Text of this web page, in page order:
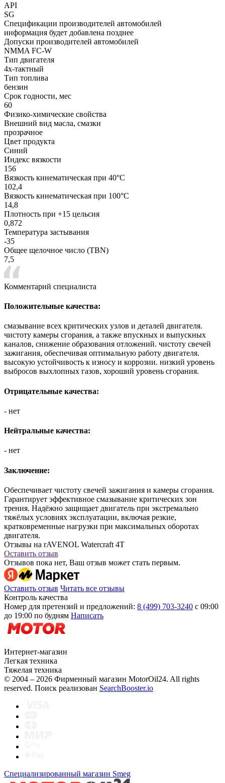
API
SG
Спецификации производителей автомобилей
информация будет добавлена позднее
Допуски производителей автомобилей
NMMA FC-W
Тип двигателя
4х-тактный
Тип топлива
бензин
Срок годности, мес
60
Физико-химические свойства
Внешний вид масла, смазки
прозрачное
Цвет продукта
Синий
Индекс вязкости
156
Вязкость кинематическая при 40°С
102,4
Вязкость кинематическая при 100°С
14,8
Плотность при +15 цельсия
0,872
Температура застывания
-35
Общее щелочное число (TBN)
7,5
Комментарий специалиста
Положительные качества:
смазывание всех критических узлов и деталей двигателя.
чистоту камеры сгорания, а также впускных и выпускных
каналов, снижение образования отложений. чистоту свечей
зажигания, обеспечивая оптимальную работу двигателя.
высокую устойчивость к износу и коррозии. низкий уровень
выбросов выхлопных газов, хороший уровень сгорания.
Отрицательные качества:
- нет
Нейтральные качества:
- нет
Заключение:
Обеспечивает чистоту свечей зажигания и камеры сгорания.
Гарантирует эффективное смазывание критических зон
трения. Надёжно защищает двигатель при экстремально
тяжёлых условиях эксплуатации, включая резкие,
кратковременные нагрузки при максимальных оборотах
двигателя.
Отзывы на rAVENOL Watercraft 4T
Оставить отзыв
Отзывов пока нет, Ваш отзыв может стать первым.
Оставить отзыв Читать все отзывы
Контроль качества
Номер для претензий и предложений: 8 (499) 703-3240 с 09:00
до 19:00 по будням Написать
Интернет-магазин
Легкая техника
Тяжелая техника
© 2004 – 2026 Фирменный магазин MotorOil24. All rights
reserved. Поиск реализован SearchBooster.io
Специализированный магазин Smeg